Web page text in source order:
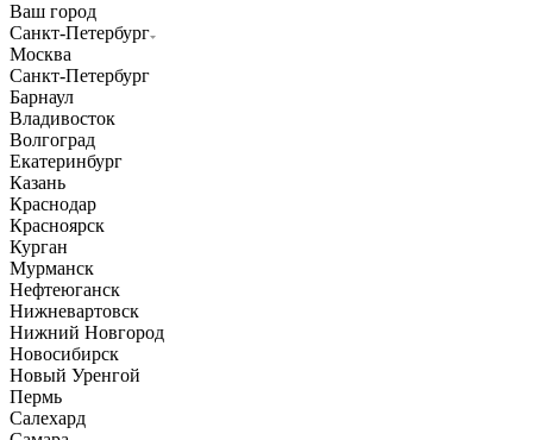
Ваш город
Санкт-Петербург
Москва
Санкт-Петербург
Барнаул
Владивосток
Волгоград
Екатеринбург
Казань
Краснодар
Красноярск
Курган
Мурманск
Нефтеюганск
Нижневартовск
Нижний Новгород
Новосибирск
Новый Уренгой
Пермь
Салехард